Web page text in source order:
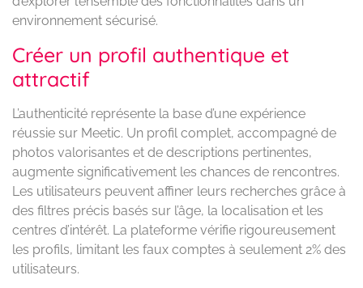
environnement sécurisé.
Créer un profil authentique et
attractif
L’authenticité représente la base d’une expérience
réussie sur Meetic. Un profil complet, accompagné de
photos valorisantes et de descriptions pertinentes,
augmente significativement les chances de rencontres.
Les utilisateurs peuvent affiner leurs recherches grâce à
des filtres précis basés sur l’âge, la localisation et les
centres d’intérêt. La plateforme vérifie rigoureusement
les profils, limitant les faux comptes à seulement 2% des
utilisateurs.